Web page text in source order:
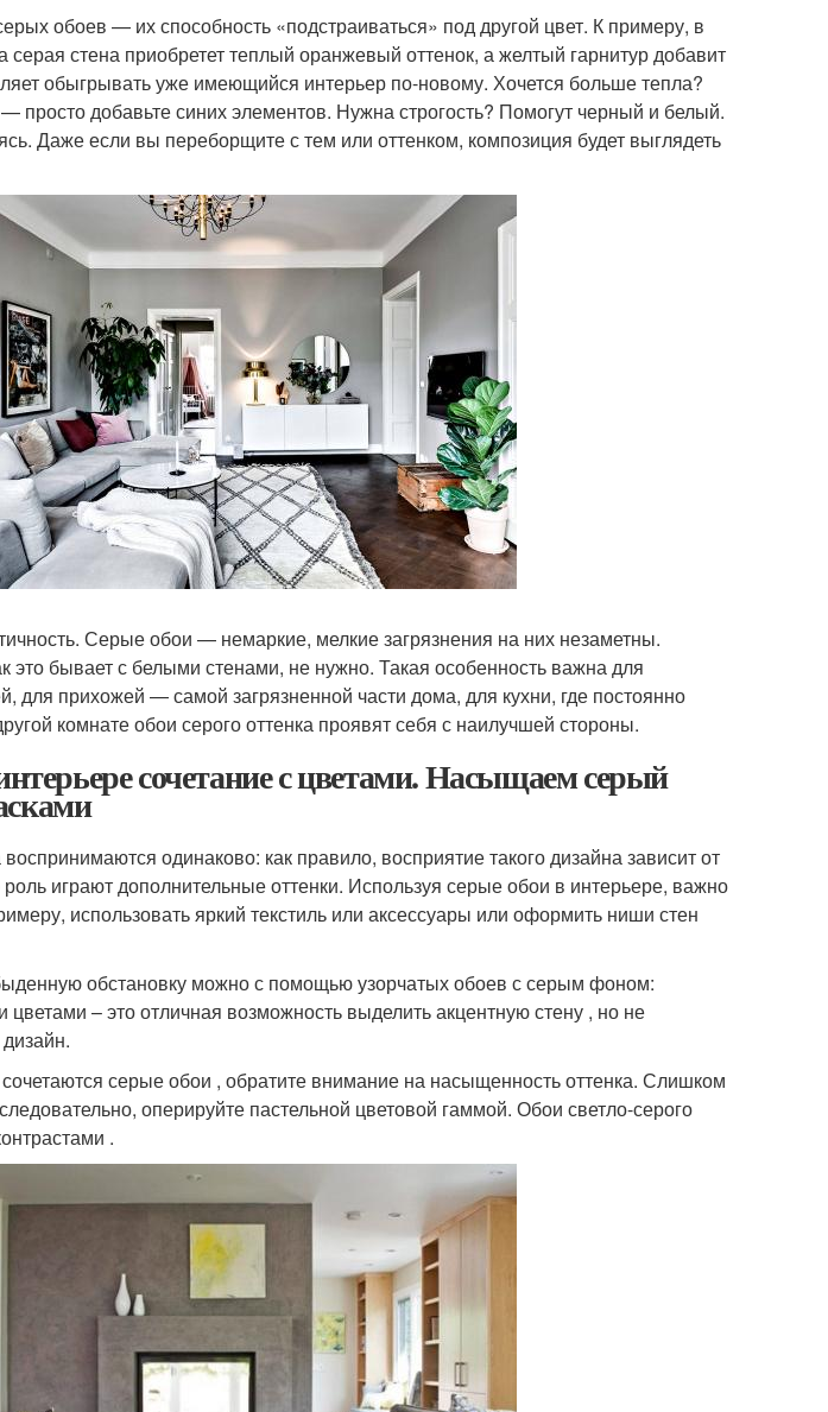
обоев — их способность «подстраиваться» под другой цвет. К примеру, в
серая стена приобретет теплый оранжевый оттенок, а желтый гарнитур добавит
обыгрывать уже имеющийся интерьер по-новому. Хочется больше тепла?
просто добавьте синих элементов. Нужна строгость? Помогут черный и белый.
Даже если вы переборщите с тем или оттенком, композиция будет выглядеть
Серые обои — немаркие, мелкие загрязнения на них незаметны.
это бывает с белыми стенами, не нужно. Такая особенность важна для
для прихожей — самой загрязненной части дома, для кухни, где постоянно
комнате обои серого оттенка проявят себя с наилучшей стороны.
сочетание с цветами. Насыщаем серый
одинаково: как правило, восприятие такого дизайна зависит от
играют дополнительные оттенки. Используя серые обои в интерьере, важно
использовать яркий текстиль или аксессуары или оформить ниши стен
обстановку можно с помощью узорчатых обоев с серым фоном:
– это отличная возможность выделить акцентную стену , но не
серые обои , обратите внимание на насыщенность оттенка. Слишком
оперируйте пастельной цветовой гаммой. Обои светло-серого
.